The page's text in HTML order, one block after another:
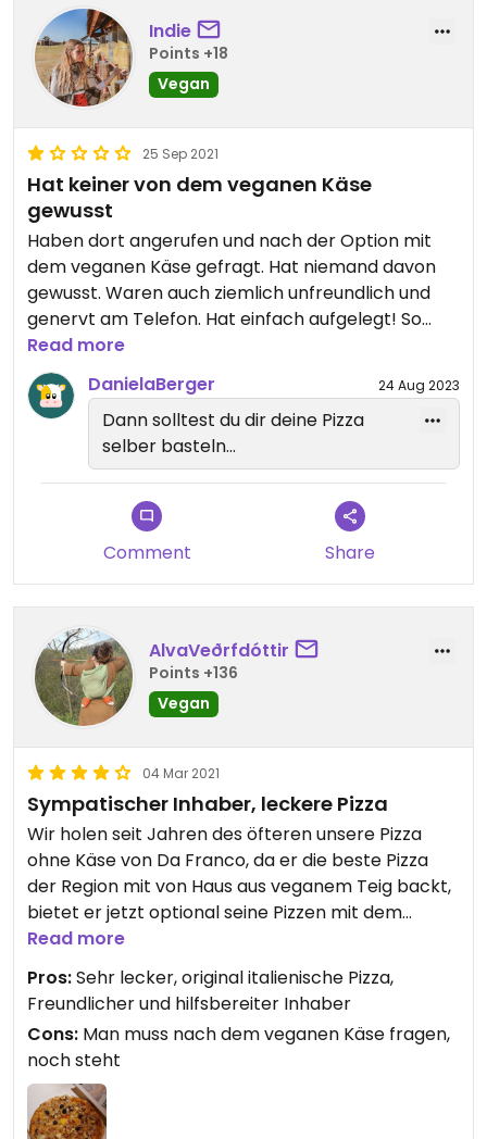
Indie
Points +18
Vegan
25 Sep 2021
Hat keiner von dem veganen Käse
gewusst
Haben dort angerufen und nach der Option mit
dem veganen Käse gefragt. Hat niemand davon
gewusst. Waren auch ziemlich unfreundlich und
genervt am Telefon. Hat einfach aufgelegt! So
haben wir auch keine Pizzen ohne Käse bestellt!
Read more
DanielaBerger
24 Aug 2023
Dann solltest du dir deine Pizza
selber basteln...
Comment Share
AlvaVeðrfdóttir
Points +136
Vegan
04 Mar 2021
Sympatischer Inhaber, leckere Pizza
Wir holen seit Jahren des öfteren unsere Pizza
ohne Käse von Da Franco, da er die beste Pizza
der Region mit von Haus aus veganem Teig backt,
bietet er jetzt optional seine Pizzen mit dem
veganem Käse von SimplyV an! ❤ Noch steht die
Option nicht auf der Karte, man muss danach
fragen.
Read more
Pros:Sehr lecker, original italienische Pizza,
Freundlicher und hilfsbereiter Inhaber
Cons: Man muss nach dem veganen Käse fragen,
noch steht